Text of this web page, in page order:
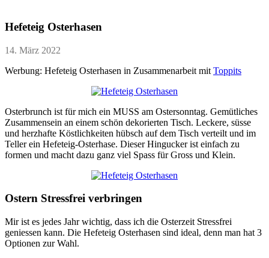
Hefeteig Osterhasen
14. März 2022
Werbung: Hefeteig Osterhasen in Zusammenarbeit mit Toppits
Osterbrunch ist für mich ein MUSS am Ostersonntag. Gemütliches
Zusammensein an einem schön dekorierten Tisch. Leckere, süsse
und herzhafte Köstlichkeiten hübsch auf dem Tisch verteilt und im
Teller ein Hefeteig-Osterhase. Dieser Hingucker ist einfach zu
formen und macht dazu ganz viel Spass für Gross und Klein.
Ostern Stressfrei verbringen
Mir ist es jedes Jahr wichtig, dass ich die Osterzeit Stressfrei
geniessen kann. Die Hefeteig Osterhasen sind ideal, denn man hat 3
Optionen zur Wahl.